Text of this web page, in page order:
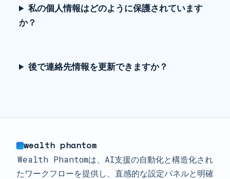
私の個人情報はどのように保護されています
か？
後で連絡先情報を更新できますか？
wealth phantom
Wealth Phantomは、AI支援の自動化と構造化され
たワークフローを提供し、直感的な設定パネルと明確